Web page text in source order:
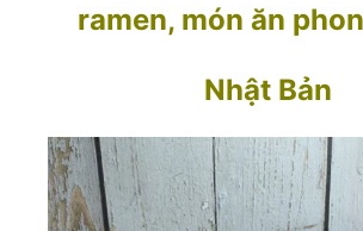
ramen, món ăn
Nhật Bản